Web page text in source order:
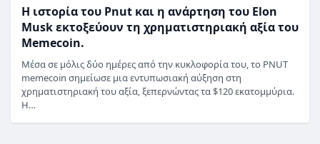
Η ιστορία του Pnut και η ανάρτηση του Elon
Musk εκτοξεύουν τη χρηματιστηριακή αξία του
Memecoin.
Μέσα σε μόλις δύο ημέρες από την κυκλοφορία του, το PNUT
memecoin σημείωσε μια εντυπωσιακή αύξηση στη
χρηματιστηριακή του αξία, ξεπερνώντας τα $120 εκατομμύρια.
Η…